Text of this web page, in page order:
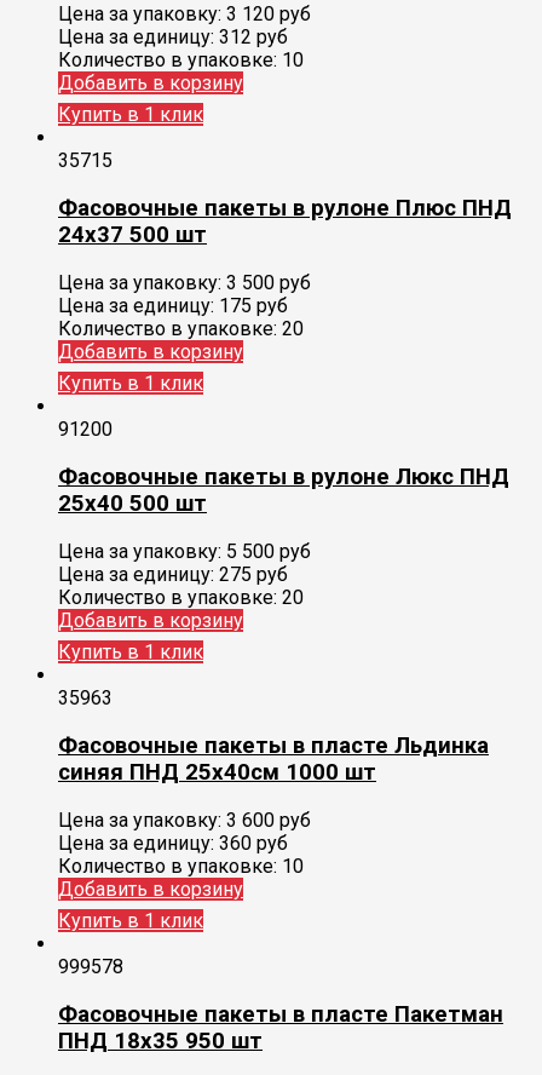
Цена за упаковку: 3 120 руб
Цена за единицу: 312 руб
Количество в упаковке: 10
Добавить в корзину
Купить в 1 клик
35715
Фасовочные пакеты в рулоне Плюс ПНД
24х37 500 шт
Цена за упаковку: 3 500 руб
Цена за единицу: 175 руб
Количество в упаковке: 20
Добавить в корзину
Купить в 1 клик
91200
Фасовочные пакеты в рулоне Люкс ПНД
25х40 500 шт
Цена за упаковку: 5 500 руб
Цена за единицу: 275 руб
Количество в упаковке: 20
Добавить в корзину
Купить в 1 клик
35963
Фасовочные пакеты в пласте Льдинка
синяя ПНД 25х40см 1000 шт
Цена за упаковку: 3 600 руб
Цена за единицу: 360 руб
Количество в упаковке: 10
Добавить в корзину
Купить в 1 клик
999578
Фасовочные пакеты в пласте Пакетман
ПНД 18х35 950 шт